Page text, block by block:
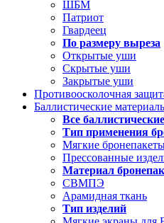
ШБМ
Патриот
Гвардеец
По размеру выреза
Открытые уши
Скрытые уши
Закрытые уши
Противоосколочная
Баллистические
Все
Тип применения
Мягкие
Прессованные
Материал
СВМПЭ
Арамидная ткань
Тип изделий